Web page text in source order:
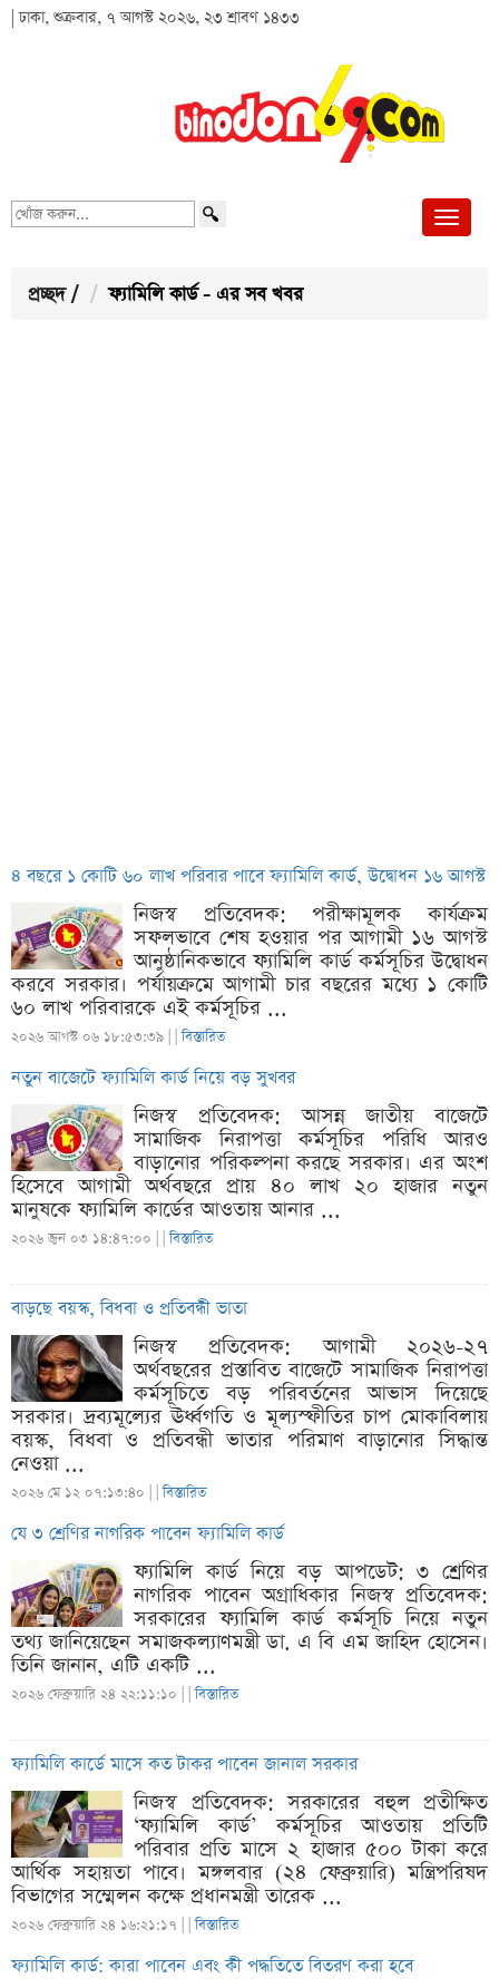
| ঢাকা, শুক্রবার, ৭ আগস্ট ২০২৬, ২৩ শ্রাবণ ১৪৩৩
খোঁজ
প্রচ্ছদ / ফ্যামিলি কার্ড - এর সব খবর
৪ বছরে ১ কোটি ৬০ লাখ পরিবার পাবে ফ্যামিলি কার্ড, উদ্বোধন ১৬ আগস্ট
নিজস্ব প্রতিবেদক: পরীক্ষামূলক কার্যক্রম
সফলভাবে শেষ হওয়ার পর আগামী ১৬ আগস্ট
আনুষ্ঠানিকভাবে ফ্যামিলি কার্ড কর্মসূচির উদ্বোধন
করবে সরকার। পর্যায়ক্রমে আগামী চার বছরের মধ্যে ১ কোটি
৬০ লাখ পরিবারকে এই কর্মসূচির ...
২০২৬ আগস্ট ০৬ ১৮:৫৩:৩৯ | |বিস্তারিত
নতুন বাজেটে ফ্যামিলি কার্ড নিয়ে বড় সুখবর
নিজস্ব প্রতিবেদক: আসন্ন জাতীয় বাজেটে
সামাজিক নিরাপত্তা কর্মসূচির পরিধি আরও
বাড়ানোর পরিকল্পনা করছে সরকার। এর অংশ
হিসেবে আগামী অর্থবছরে প্রায় ৪০ লাখ ২০ হাজার নতুন
মানুষকে ফ্যামিলি কার্ডের আওতায় আনার ...
২০২৬ জুন ০৩ ১৪:৪৭:০০ | |বিস্তারিত
বাড়ছে বয়স্ক, বিধবা ও প্রতিবন্ধী ভাতা
নিজস্ব প্রতিবেদক: আগামী ২০২৬-২৭
অর্থবছরের প্রস্তাবিত বাজেটে সামাজিক নিরাপত্তা
কর্মসূচিতে বড় পরিবর্তনের আভাস দিয়েছে
সরকার। দ্রব্যমূল্যের ঊর্ধ্বগতি ও মূল্যস্ফীতির চাপ মোকাবিলায়
বয়স্ক, বিধবা ও প্রতিবন্ধী ভাতার পরিমাণ বাড়ানোর সিদ্ধান্ত
নেওয়া ...
২০২৬ মে ১২ ০৭:১৩:৪০ | |বিস্তারিত
যে ৩ শ্রেণির নাগরিক পাবেন ফ্যামিলি কার্ড
ফ্যামিলি কার্ড নিয়ে বড় আপডেট: ৩ শ্রেণির
নাগরিক পাবেন অগ্রাধিকার নিজস্ব প্রতিবেদক:
সরকারের ফ্যামিলি কার্ড কর্মসূচি নিয়ে নতুন
তথ্য জানিয়েছেন সমাজকল্যাণমন্ত্রী ডা. এ বি এম জাহিদ হোসেন।
তিনি জানান, এটি একটি ...
২০২৬ ফেব্রুয়ারি ২৪ ২২:১১:১০ | |বিস্তারিত
ফ্যামিলি কার্ডে মাসে কত টাকর পাবেন জানাল সরকার
নিজস্ব প্রতিবেদক: সরকারের বহুল প্রতীক্ষিত
‘ফ্যামিলি কার্ড’ কর্মসূচির আওতায় প্রতিটি
পরিবার প্রতি মাসে ২ হাজার ৫০০ টাকা করে
আর্থিক সহায়তা পাবে। মঙ্গলবার (২৪ ফেব্রুয়ারি) মন্ত্রিপরিষদ
বিভাগের সম্মেলন কক্ষে প্রধানমন্ত্রী তারেক ...
২০২৬ ফেব্রুয়ারি ২৪ ১৬:২১:১৭ | |বিস্তারিত
ফ্যামিলি কার্ড: কারা পাবেন এবং কী পদ্ধতিতে বিতরণ করা হবে